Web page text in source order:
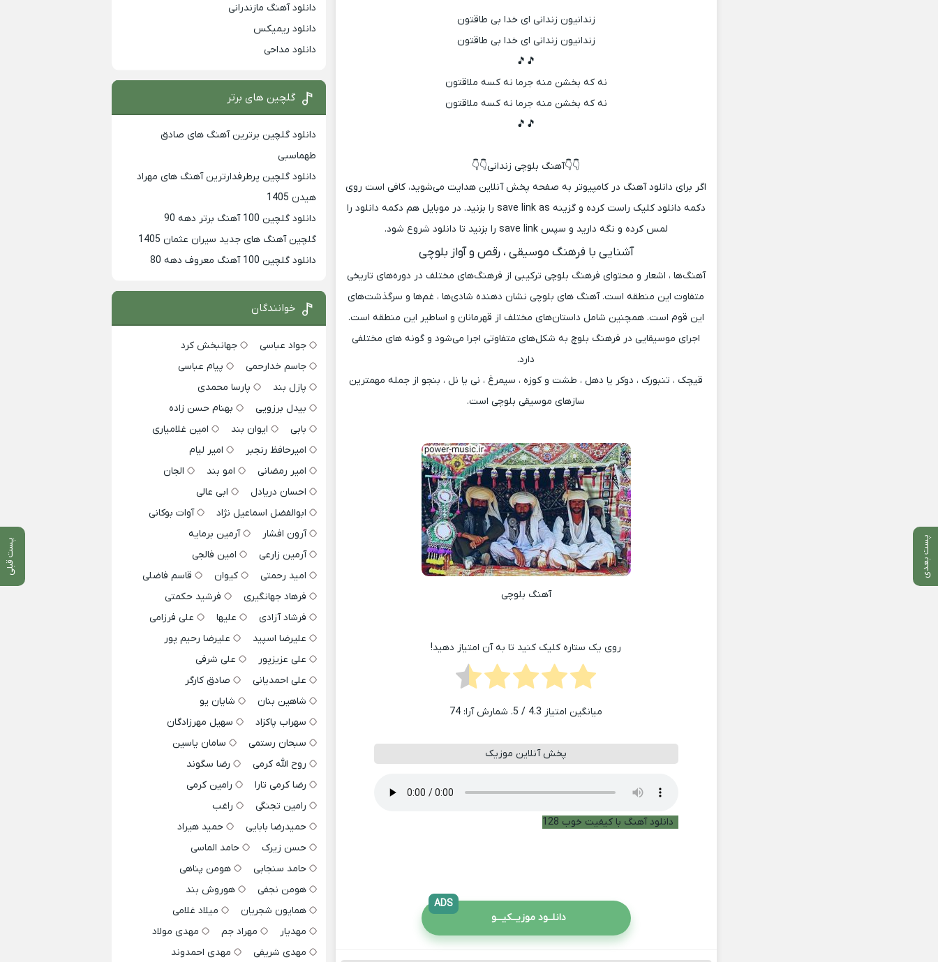
پست بعدی پست قبلی
زندانیون زندانی ای خدا بی طاقتون
زندانیون زندانی ای خدا بی طاقتون
🎵🎵
نه که بخشن منه جرما نه کسه ملاقتون
نه که بخشن منه جرما نه کسه ملاقتون
🎵🎵
👇👇آهنگ بلوچی زندانی👇👇
اگر برای دانلود آهنگ در کامپیوتر به صفحه پخش آنلاین هدایت می‌شوید، کافی است روی
دکمه دانلود کلیک راست کرده و گزینه save link as را بزنید. در موبایل هم دکمه دانلود را
لمس کرده و نگه دارید و سپس save link را بزنید تا دانلود شروع شود.
آشنایی با فرهنگ موسیقی ، رقص و آواز بلوچی
آهنگ‌ها ، اشعار و محتوای فرهنگ بلوچی ترکیبی از فرهنگ‌های مختلف در دوره‌های تاریخی
متفاوت این منطقه است. آهنگ های بلوچی نشان دهنده شادی‌ها ، غم‌ها و سرگذشت‌های
این قوم است. همچنین شامل داستان‌های مختلف از قهرمانان و اساطیر این منطقه است.
اجرای موسیقایی در فرهنگ بلوچ به شکل‌های متفاوتی اجرا می‌شود و گونه های مختلفی
دارد.
قیچک ، تنبورک ، دوکر یا دهل ، طشت و کوزه ، سیمرغ ، نی یا نل ، بنجو از جمله مهمترین
سازهای موسیقی بلوچی است.
آهنگ بلوچی
روی یک ستاره کلیک کنید تا به آن امتیاز دهید!
میانگین امتیاز 4.3 / 5. شمارش آرا: 74
پخش آنلاین موزیک
دانلود آهنگ با کیفیت خوب 128
دانلــود موزیــکیـــو
ADS
دانلود آهنگ مازندرانی
دانلود ریمیکس
دانلود مداحی
گلچین های برتر
دانلود گلچین برترین آهنگ های صادق
طهماسبی
دانلود گلچین پرطرفدارترین آهنگ های مهراد
هیدن 1405
دانلود گلچین 100 آهنگ برتر دهه 90
گلچین آهنگ های جدید سیران عثمان 1405
دانلود گلچین 100 آهنگ معروف دهه 80
خوانندگان
جواد عباسی
جهانبخش کرد
جاسم خدارحمی
پیام عباسی
پازل بند
پارسا محمدی
بیدل برزویی
بهنام حسن زاده
بابی
ایوان بند
امین غلامیاری
امیرحافظ رنجبر
امیر لیام
امیر رمضانی
امو بند
الجان
احسان دریادل
ابی عالی
ابوالفضل اسماعیل نژاد
آوات بوکانی
آرون افشار
آرمین برمایه
آرمین زارعی
امین فالجی
امید رحمتی
کیوان
قاسم فاضلی
فرهاد جهانگیری
فرشید حکمتی
فرشاد آزادی
علیها
علی فرزامی
علیرضا اسپید
علیرضا رحیم پور
علی عزیزپور
علی شرفی
علی احمدیانی
صادق کارگر
شاهین بنان
شایان یو
سهراب پاکزاد
سهیل مهرزادگان
سبحان رستمی
سامان یاسین
روح الله کرمی
رضا سگوند
رضا کرمی تارا
رامین کرمی
رامین تجنگی
راغب
حمیدرضا بابایی
حمید هیراد
حسن زیرک
حامد الماسی
حامد سنجابی
هومن پناهی
هومن نجفی
هوروش بند
همایون شجریان
میلاد غلامی
مهدیار
مهراد جم
مهدی مولاد
مهدی شریفی
مهدی احمدوند